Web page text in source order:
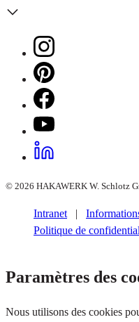
© 2026 HAKAWERK W. Schlotz
Intranet |
Politique de
Paramètres des
Nous utilisons des cookies